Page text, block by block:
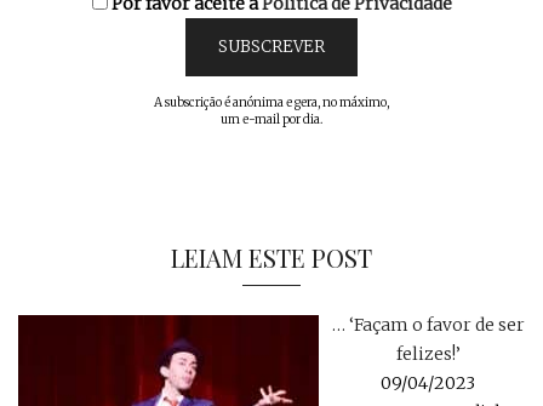
A subscrição é anónima e gera, no máximo,
um e-mail por dia.
LEIAM ESTE POST
… ‘Façam o favor de ser
felizes!’
09/04/2023